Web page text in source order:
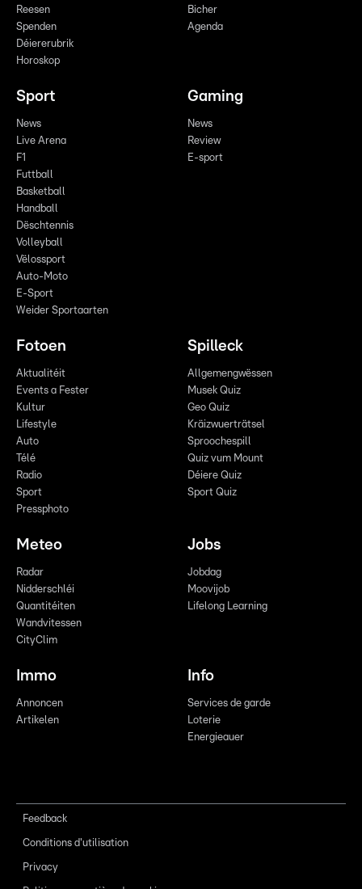
Reesen
Spenden
Déiererubrik
Horoskop
Bicher
Agenda
Sport
News
Live Arena
F1
Futtball
Basketball
Handball
Dëschtennis
Volleyball
Vëlossport
Auto-Moto
E-Sport
Weider Sportaarten
Gaming
News
Review
E-sport
Fotoen
Aktualitéit
Events a Fester
Kultur
Lifestyle
Auto
Télé
Radio
Sport
Pressphoto
Spilleck
Allgemengwëssen
Musek Quiz
Geo Quiz
Kräizwuerträtsel
Sproochespill
Quiz vum Mount
Déiere Quiz
Sport Quiz
Meteo
Radar
Nidderschléi
Quantitéiten
Wandvitessen
CityClim
Jobs
Jobdag
Moovijob
Lifelong Learning
Immo
Annoncen
Artikelen
Info
Services de garde
Loterie
Energieauer
Feedback
Conditions d'utilisation
Privacy